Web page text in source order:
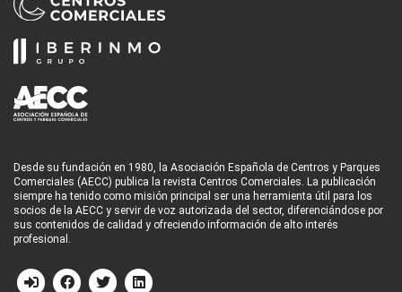
Desde su fundación en 1980, la Asociación Española de Centros y Parques
Comerciales (AECC) publica la revista Centros Comerciales. La publicación
siempre ha tenido como misión principal ser una herramienta útil para los
socios de la AECC y servir de voz autorizada del sector, diferenciándose por
sus contenidos de calidad y ofreciendo información de alto interés
profesional.